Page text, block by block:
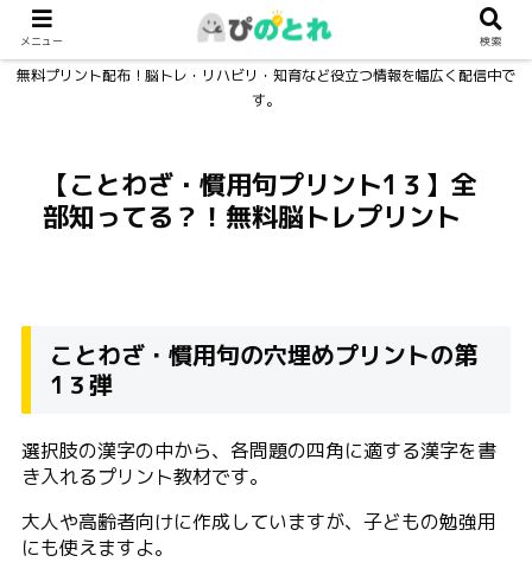
無料プリント配布！脳トレ・リハビリ・知育など役立つ情報を幅広く配信中で
す。
【ことわざ・慣用句プリント1３】全
部知ってる？！無料脳トレプリント
ことわざ・慣用句の穴埋めプリントの第
1３弾
選択肢の漢字の中から、各問題の四角に適する漢字を書
き入れるプリント教材です。
大人や高齢者向けに作成していますが、子どもの勉強用
にも使えますよ。
メニュー 検索